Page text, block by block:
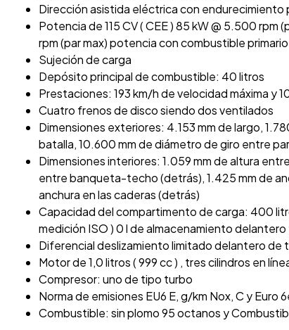
Dirección asistida eléctrica con
Potencia de 115 CV ( CEE ) 85 kW @ 5.500
rpm (par max) potencia con combustible primario
Sujeción de carga
Depósito principal de combustible: 40 litros
Prestaciones: 193 km/h de velocidad máxima y
Cuatro frenos de disco siendo dos ventilados
Dimensiones exteriores: 4.153 mm de largo,
batalla, 10.600 mm de diámetro de giro entre
Dimensiones interiores: 1.059 mm de altura
entre banqueta-techo (detrás), 1.425 mm de
anchura en las caderas (detrás)
Capacidad del compartimento de carga: 400
medición ISO ) 0 l de almacenamiento
Diferencial deslizamiento limitado delantero de
Motor de 1,0 litros ( 999 cc ) , tres cilindros en
Compresor: uno de tipo turbo
Norma de emisiones EU6 E, g/km Nox, C y Euro
Combustible: sin plomo 95 octanos y